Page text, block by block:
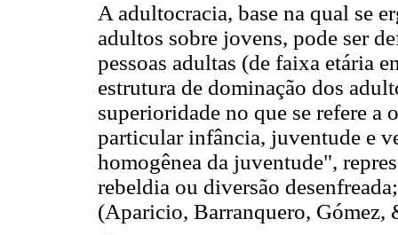
A adultocracia, base na qual se
adultos sobre jovens, pode ser
pessoas adultas (de faixa etária
estrutura de dominação dos
superioridade no que se refere a
particular infância, juventude e
homogênea da juventude",
rebeldia ou diversão
(Aparicio, Barranquero, Gómez,